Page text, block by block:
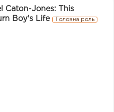
Caton-Jones: This
Boy's Life
Головна роль